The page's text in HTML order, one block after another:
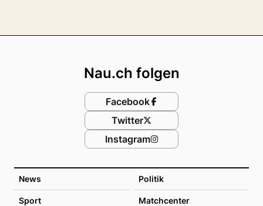
News Politik
Sport Matchcenter
Nau.ch folgen
Facebook
Twitter
Instagram